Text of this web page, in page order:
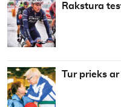
Rakstura
Tur prieks